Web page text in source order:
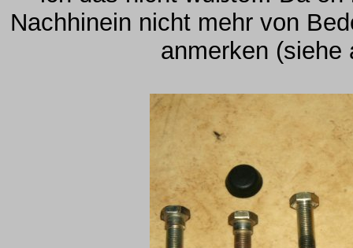
Nachhinein nicht mehr von
anmerken (siehe